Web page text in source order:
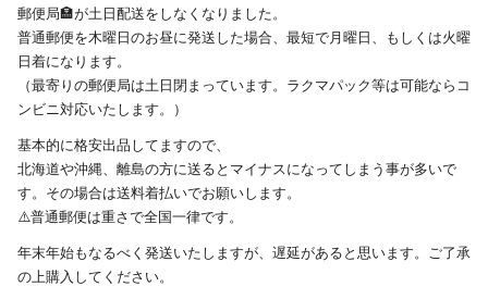
郵便局🏣が土日配送をしなくなりました。
普通郵便を木曜日のお昼に発送した場合、最短で月曜日、もしくは火曜
日着になります。
（最寄りの郵便局は土日閉まっています。ラクマパック等は可能ならコ
ンビニ対応いたします。）
基本的に格安出品してますので、
北海道や沖縄、離島の方に送るとマイナスになってしまう事が多いで
す。その場合は送料着払いでお願いします。
⚠️普通郵便は重さで全国一律です。
年末年始もなるべく発送いたしますが、遅延があると思います。ご了承
の上購入してください。